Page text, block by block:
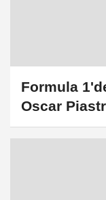
Formula
Oscar